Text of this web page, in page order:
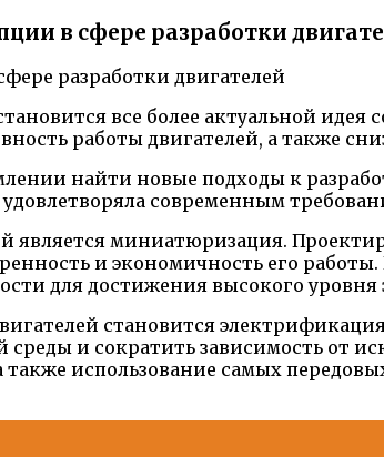
в сфере разработки
все более актуальной
работы двигателей, а также
найти новые подходы к
современным
миниатюризация.
и экономичность его
для достижения высокого
становится
и сократить зависимость от
использование самых